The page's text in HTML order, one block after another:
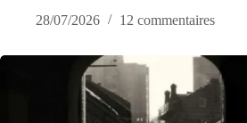
28/07/2026
12 commentaires